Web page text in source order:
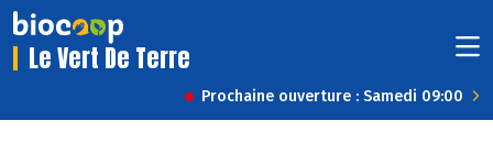
Le Vert De Terre
Prochaine ouverture : Samedi 09:00